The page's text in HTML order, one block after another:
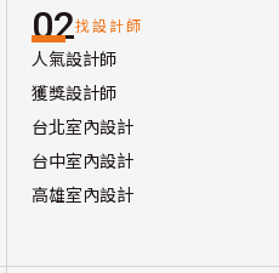
02找設計師
人氣設計師
獲獎設計師
台北室內設計
台中室內設計
高雄室內設計